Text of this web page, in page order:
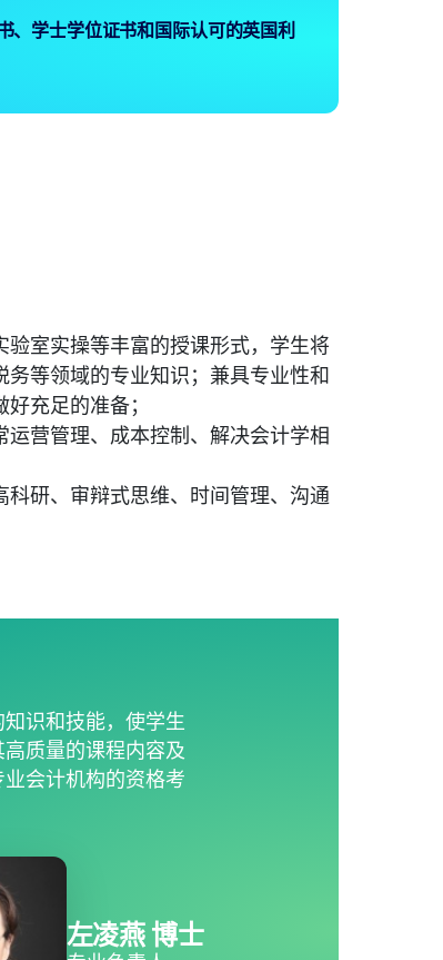
、学士学位证书和国际认可的英国利
室实操等丰富的授课形式，学生将
等领域的专业知识；兼具专业性和
充足的准备；
营管理、成本控制、解决会计学相
研、审辩式思维、时间管理、沟通
识和技能，使学生
质量的课程内容及
会计机构的资格考
左凌燕 博士